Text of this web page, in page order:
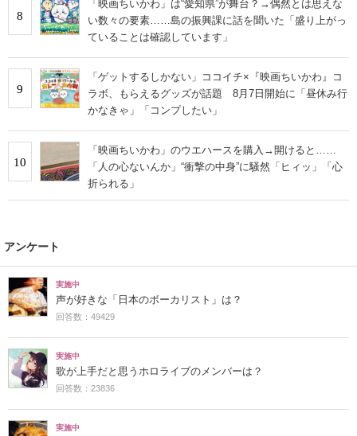
8
「映画ちいかわ」は“愛知県”が舞台？→偶然とは思えな
い数々の要素……島の振興課に話を聞いた「盛り上がっ
ていることは確認しています」
9
「ゲットするしかない」ココイチ×『映画ちいかわ』コ
ラボ、もらえるグッズが話題 8月7日開始に「昼休み行
かなきゃ」「コンプしたい」
10
「映画ちいかわ」のウエハースを購入→開けると……
「人の心ないんか」“衝撃の中身”に騒然「ヒィッ」「心
折られる」
アンケート
実施中
声が好きな「日本のボーカリスト」は？
回答数：49429
実施中
歌が上手だと思うホロライブのメンバーは？
回答数：23836
実施中